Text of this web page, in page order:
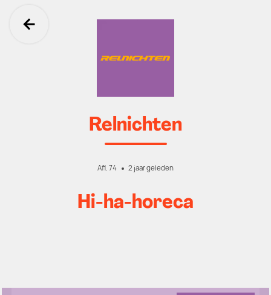
Ga terug
Relnichten
Afl. 74 2 jaar geleden
Hi-ha-horeca